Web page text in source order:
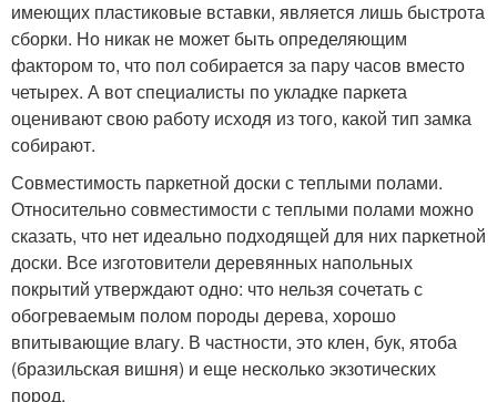
имеющих пластиковые вставки, является лишь быстрота
сборки. Но никак не может быть определяющим
фактором то, что пол собирается за пару часов вместо
четырех. А вот специалисты по укладке паркета
оценивают свою работу исходя из того, какой тип замка
собирают.
Совместимость паркетной доски с теплыми полами.
Относительно совместимости с теплыми полами можно
сказать, что нет идеально подходящей для них паркетной
доски. Все изготовители деревянных напольных
покрытий утверждают одно: что нельзя сочетать с
обогреваемым полом породы дерева, хорошо
впитывающие влагу. В частности, это клен, бук, ятоба
(бразильская вишня) и еще несколько экзотических
пород.